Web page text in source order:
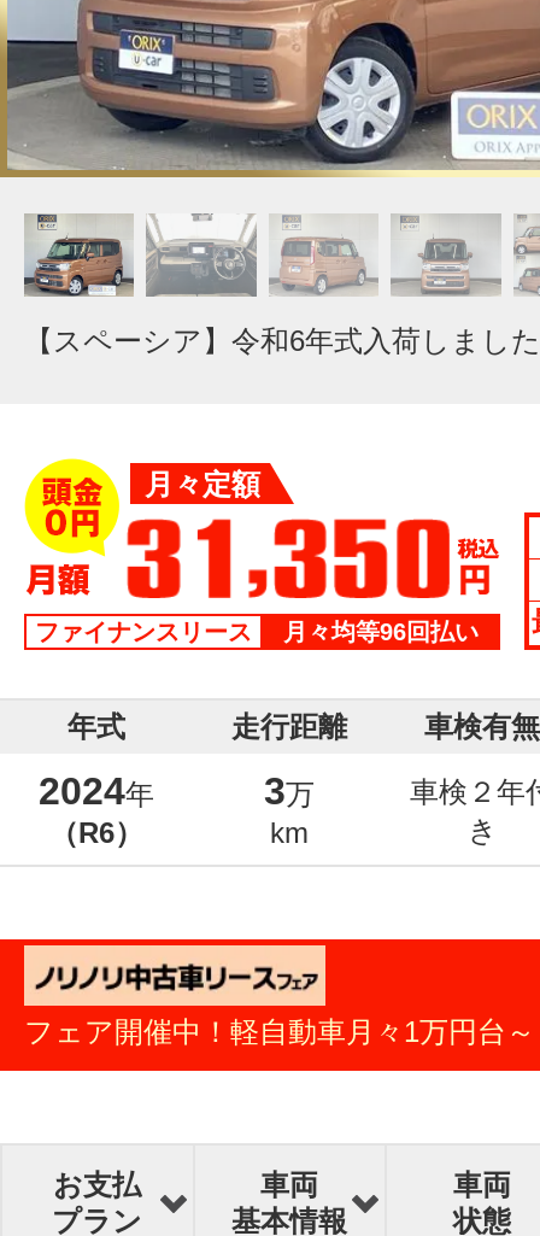
【スペーシア】令和6年式入荷しま
月々定額
ファイナンスリース 月々均等96回払い
年式 走行距離 車検有無
2024年
（R6）
3万
km
車検２年
き
フェア開催中！軽自動車月々1万円台～
お支払
プラン
車両
基本情報
車両
状態